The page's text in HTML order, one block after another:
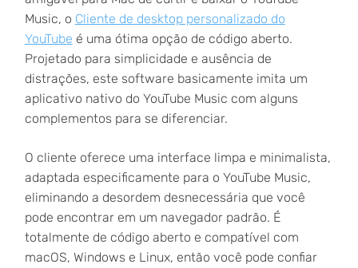
Music, o Cliente de desktop personalizado do
YouTube é uma ótima opção de código aberto.
Projetado para simplicidade e ausência de
distrações, este software basicamente imita um
aplicativo nativo do YouTube Music com alguns
complementos para se diferenciar.
O cliente oferece uma interface limpa e minimalista,
adaptada especificamente para o YouTube Music,
eliminando a desordem desnecessária que você
pode encontrar em um navegador padrão. É
totalmente de código aberto e compatível com
macOS, Windows e Linux, então você pode confiar